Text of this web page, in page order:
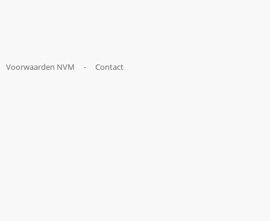
Voorwaarden NVM - Contact